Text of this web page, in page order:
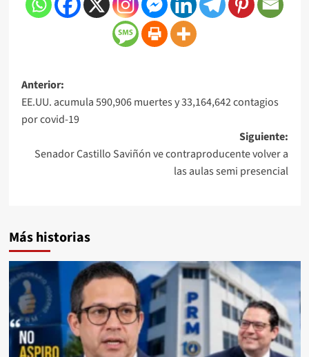
Anterior:
EE.UU. acumula 590,906 muertes y 33,164,642 contagios
por covid-19
Siguiente:
Senador Castillo Saviñón ve contraproducente volver a
las aulas semi presencial
Más historias